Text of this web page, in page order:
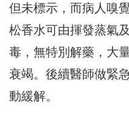
但未標示，而病人嗅
松香水可由揮發蒸氣
毒，無特別解藥，大
衰竭。後續醫師做緊
動緩解。